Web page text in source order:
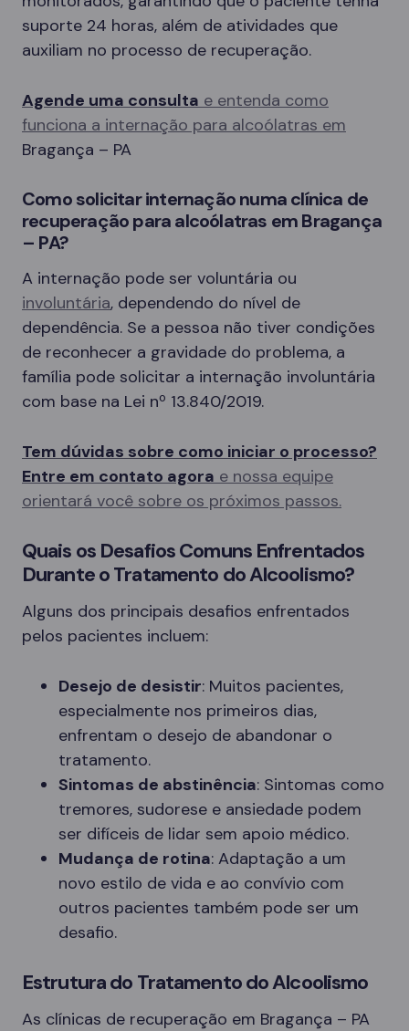
suporte 24 horas, além de atividades que
auxiliam no processo de recuperação.
Agende uma consulta e entenda como
funciona a internação para alcoólatras em
Bragança – PA
Como solicitar internação numa clínica de
recuperação para alcoólatras em Bragança
– PA?
A internação pode ser voluntária ou
involuntária, dependendo do nível de
dependência. Se a pessoa não tiver condições
de reconhecer a gravidade do problema, a
família pode solicitar a internação involuntária
com base na Lei nº 13.840/2019.
Tem dúvidas sobre como iniciar o processo?
Entre em contato agora e nossa equipe
orientará você sobre os próximos passos.
Quais os Desafios Comuns Enfrentados
Durante o Tratamento do Alcoolismo?
Alguns dos principais desafios enfrentados
pelos pacientes incluem:
Desejo de desistir: Muitos pacientes,
especialmente nos primeiros dias,
enfrentam o desejo de abandonar o
tratamento.
Sintomas de abstinência: Sintomas como
tremores, sudorese e ansiedade podem
ser difíceis de lidar sem apoio médico.
Mudança de rotina: Adaptação a um
novo estilo de vida e ao convívio com
outros pacientes também pode ser um
desafio.
Estrutura do Tratamento do Alcoolismo
As clínicas de recuperação em Bragança – PA